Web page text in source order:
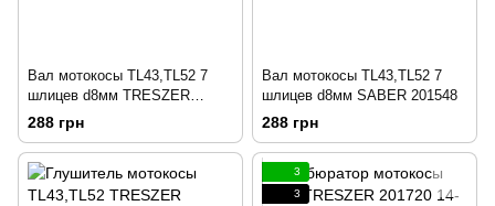
Вал мотокосы TL43,TL52 7
шлицев d8мм TRESZER
201549
288 грн
Вал мотокосы TL43,TL52 7
шлицев d8мм SABER 201548
288 грн
3
3